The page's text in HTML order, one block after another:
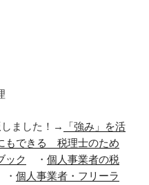
しました！→
「強み」を活
もできる 税理士のため
ック
・ 個人事業者の税
個人事業者・フリーラ